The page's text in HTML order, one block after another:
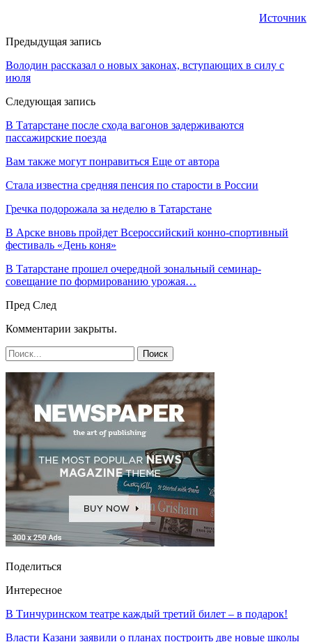
Источник
Предыдущая запись
Володин рассказал о новых законах, вступающих в силу с
июля
Следующая запись
В Татарстане после схода вагонов задерживаются
пассажирские поезда
Вам также могут понравиться Еще от автора
Стала известна средняя пенсия по старости в России
Гречка подорожала за неделю в Татарстане
В Арске вновь пройдет Всероссийский конно-спортивный
фестиваль «День коня»
В Татарстане прошел очередной зональный семинар-
совещание по формированию урожая…
Пред След
Комментарии закрыты.
Поделиться
Интересное
В Тинчуринском театре каждый третий билет – в подарок!
Власти Казани заявили о планах построить две новые школы